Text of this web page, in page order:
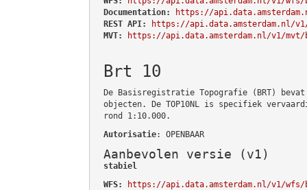
Documentation:
https://
REST API:
https://api.data.amsterdam.nl/
MVT:
https://api.data.amsterdam.nl/v1/mvt/
Brt 10
De Basisregistratie Topografie (BRT)
objecten. De TOP10NL is specifiek
rond 1:10.000.
Autorisatie: OPENBAAR
Aanbevolen versie (v1)
stabiel
WFS:
https://api.data.amsterdam.nl/v1/wfs/